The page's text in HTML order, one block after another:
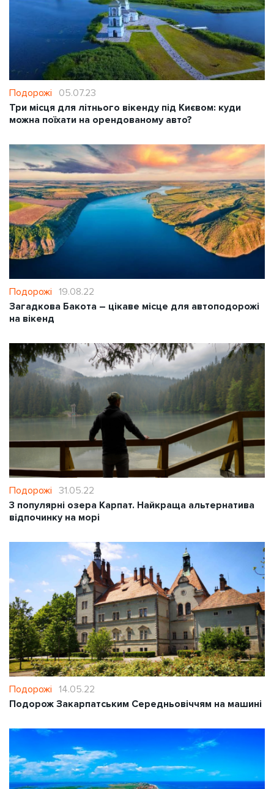
Подорожі
05.07.23
Три місця для літнього вікенду під Києвом: куди
можна поїхати на орендованому авто?
Подорожі 19.08.22
Загадкова Бакота – цікаве місце для автоподорожі
на вікенд
Подорожі 31.05.22
3 популярні озера Карпат. Найкраща альтернатива
відпочинку на морі
Подорожі 14.05.22
Подорож Закарпатським Середньовіччям на машині